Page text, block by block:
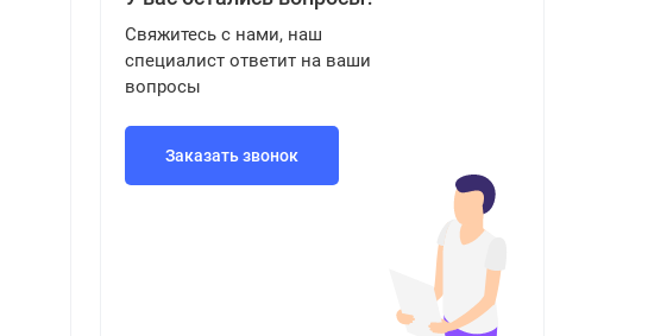
Свяжитесь с нами, наш
специалист ответит на ваши
вопросы
Заказать звонок